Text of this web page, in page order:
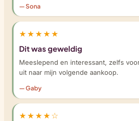
— Sona
★★★★★
Dit was geweldig
Meeslepend en interessant, zelfs
uit naar mijn volgende aankoop.
— Gaby
★★★★☆